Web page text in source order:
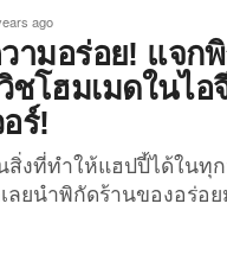
Joi เลยรวมเมนูลด
งที่สาว ๆ ทั้งโลกอยากไ
ง? และพวกเธอกินอะไ
ago
ามอร่อย! แจก
โฮมเมดในไอ
ร์!
สิ่งที่ทำให้แฮปปี้ได้ในทุ
ลยนำพิกัดร้านของอร่อ